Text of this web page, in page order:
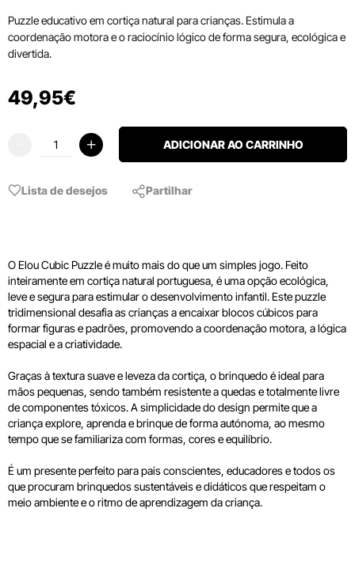
Puzzle educativo em cortiça natural para crianças. Estimula a
coordenação motora e o raciocínio lógico de forma segura, ecológica e
divertida.
49,95€
ADICIONAR AO CARRINHO
Lista de desejos Partilhar
O Elou Cubic Puzzle é muito mais do que um simples jogo. Feito
inteiramente em cortiça natural portuguesa, é uma opção ecológica,
leve e segura para estimular o desenvolvimento infantil. Este puzzle
tridimensional desafia as crianças a encaixar blocos cúbicos para
formar figuras e padrões, promovendo a coordenação motora, a lógica
espacial e a criatividade.
Graças à textura suave e leveza da cortiça, o brinquedo é ideal para
mãos pequenas, sendo também resistente a quedas e totalmente livre
de componentes tóxicos. A simplicidade do design permite que a
criança explore, aprenda e brinque de forma autónoma, ao mesmo
tempo que se familiariza com formas, cores e equilíbrio.
É um presente perfeito para pais conscientes, educadores e todos os
que procuram brinquedos sustentáveis e didáticos que respeitam o
meio ambiente e o ritmo de aprendizagem da criança.